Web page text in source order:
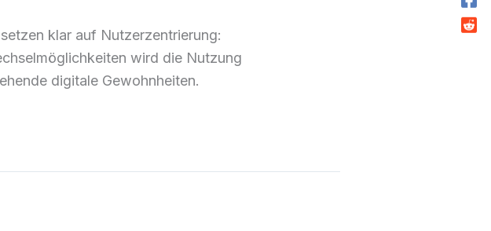
klar auf Nutzerzentrierung:
wird die Nutzung
digitale Gewohnheiten.